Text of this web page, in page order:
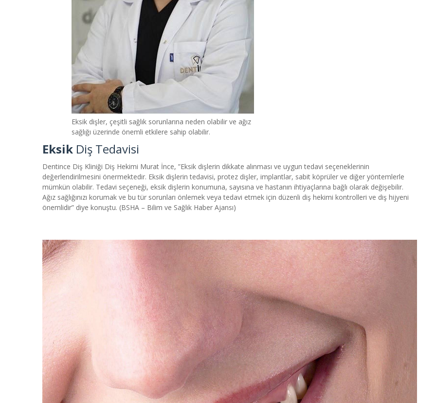
Eksik dişler, çeşitli sağlık sorunlarına neden olabilir ve ağız
sağlığı üzerinde önemli etkilere sahip olabilir.
Eksik Diş Tedavisi
Dentince Diş Kliniği Diş Hekimi Murat İnce, ”Eksik dişlerin dikkate alınması ve uygun tedavi seçeneklerinin
değerlendirilmesini önermektedir. Eksik dişlerin tedavisi, protez dişler, implantlar, sabit köprüler ve diğer yöntemlerle
mümkün olabilir. Tedavi seçeneği, eksik dişlerin konumuna, sayısına ve hastanın ihtiyaçlarına bağlı olarak değişebilir.
Ağız sağlığınızı korumak ve bu tür sorunları önlemek veya tedavi etmek için düzenli diş hekimi kontrolleri ve diş hijyeni
önemlidir” diye konuştu. (BSHA – Bilim ve Sağlık Haber Ajansı)